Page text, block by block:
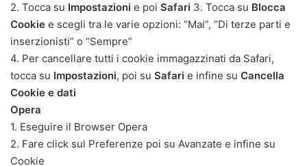
2. Tocca su Impostazioni e poi Safari 3. Tocca su Blocca
Cookie e scegli tra le varie opzioni: “Mai”, “Di terze parti e
inserzionisti” o “Sempre”
4. Per cancellare tutti i cookie immagazzinati da Safari,
tocca su Impostazioni, poi su Safari e infine su Cancella
Cookie e dati
Opera
1. Eseguire il Browser Opera
2. Fare click sul Preferenze poi su Avanzate e infine su
Cookie